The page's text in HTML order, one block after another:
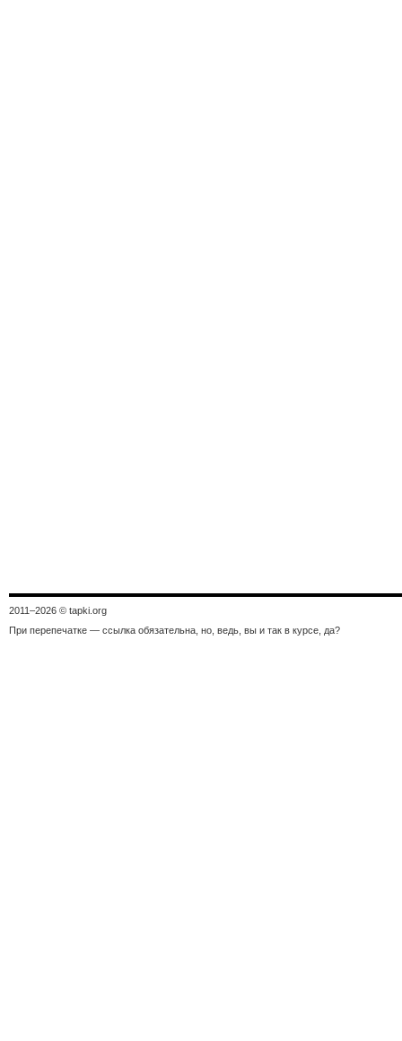
2011–2026 © tapki.org
При перепечатке — ссылка обязательна, но, ведь, вы и так в курсе, да?